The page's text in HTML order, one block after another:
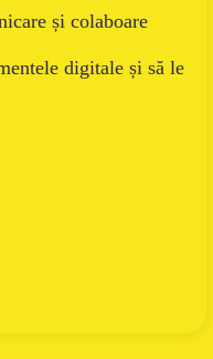
și colaboare
digitale și să le